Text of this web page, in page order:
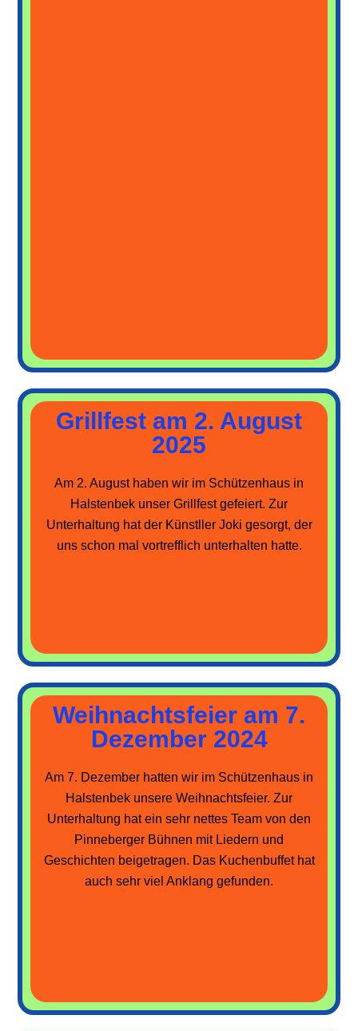
Grillfest am 2. August
2025
Am 2. August haben wir im Schützenhaus in
Halstenbek unser Grillfest gefeiert. Zur
Unterhaltung hat der Künstller Joki gesorgt, der
uns schon mal vortrefflich unterhalten hatte.
Weihnachtsfeier am 7.
Dezember 2024
Am 7. Dezember hatten wir im Schützenhaus in
Halstenbek unsere Weihnachtsfeier. Zur
Unterhaltung hat ein sehr nettes Team von den
Pinneberger Bühnen mit Liedern und
Geschichten beigetragen. Das Kuchenbuffet hat
auch sehr viel Anklang gefunden.